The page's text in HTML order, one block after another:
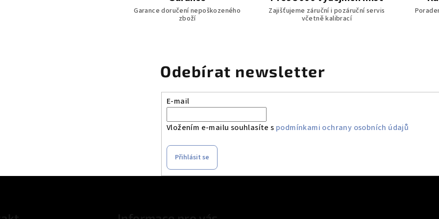
ý
u
Garance doručení nepoškozeného
zboží
Zajišťujeme záruční i pozáruční servis
včetně kalibrací
Odebírat newsletter
E-mail
Vložením e-mailu souhlasíte s podmínkami ochrany osobních údajů
Přihlásit se